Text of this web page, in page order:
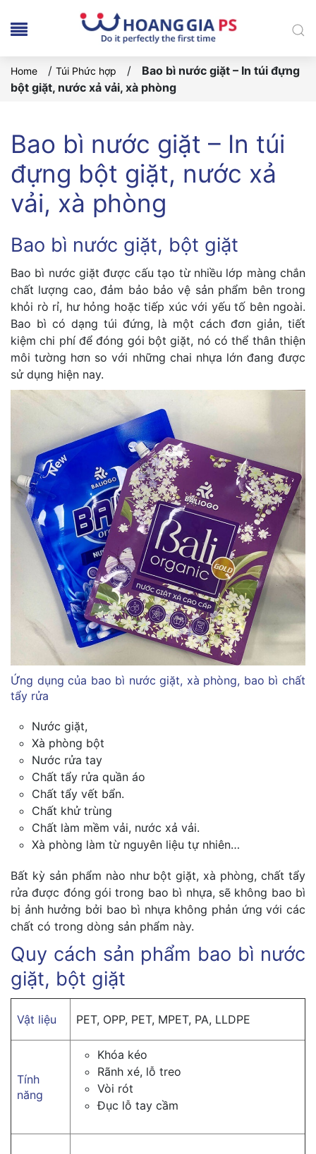
Home / Túi Phức hợp /
Bao bì nước giặt – In túi đựng
bột giặt, nước xả vải, xà phòng
Bao bì nước giặt – In túi
đựng bột giặt, nước xả
vải, xà phòng
Bao bì nước giặt, bột giặt
Bao bì nước giặt được cấu tạo từ nhiều lớp màng chắn
chất lượng cao, đảm bảo bảo vệ sản phẩm bên trong
khỏi rò rỉ, hư hỏng hoặc tiếp xúc với yếu tố bên ngoài.
Bao bì có dạng túi đứng, là một cách đơn giản, tiết
kiệm chi phí để đóng gói bột giặt, nó có thể thân thiện
môi tường hơn so với những chai nhựa lớn đang được
sử dụng hiện nay.
Ứng dụng của bao bì nước giặt, xà phòng, bao bì chất
tẩy rửa
Nước giặt,
Xà phòng bột
Nước rửa tay
Chất tẩy rửa quần áo
Chất tẩy vết bẩn.
Chất khử trùng
Chất làm mềm vải, nước xả vải.
Xà phòng làm từ nguyên liệu tự nhiên…
Bất kỳ sản phẩm nào như bột giặt, xà phòng, chất tẩy
rửa được đóng gói trong bao bì nhựa, sẽ không bao bì
bị ảnh hưởng bởi bao bì nhựa không phản ứng với các
chất có trong dòng sản phẩm này.
Quy cách sản phẩm bao bì nước
giặt, bột giặt
Vật liệu PET, OPP, PET, MPET, PA, LLDPE
Tính
năng
Khóa kéo
Rãnh xé, lỗ treo
Vòi rót
Đục lỗ tay cầm